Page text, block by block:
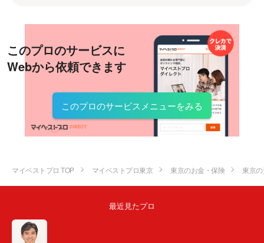
このプロのサービスに
Webから依頼できます
このプロのサービスメニューをみる
マイベストプロ TOP マイベストプロ東京 東京のお金・保険 東京
最近見たプロ